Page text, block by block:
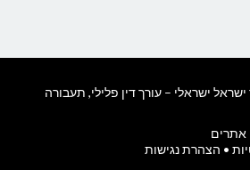
ישראל ישראלי – עורך דין פלילי, תעבורה
• הצהרת נגישות